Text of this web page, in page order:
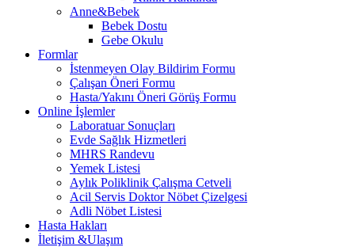
Anne&Bebek
Bebek Dostu
Gebe Okulu
Formlar
İstenmeyen Olay Bildirim Formu
Çalışan Öneri Formu
Hasta/Yakını Öneri Görüş Formu
Online İşlemler
Laboratuar Sonuçları
Evde Sağlık Hizmetleri
MHRS Randevu
Yemek Listesi
Aylık Poliklinik Çalışma Cetveli
Acil Servis Doktor Nöbet Çizelgesi
Adli Nöbet Listesi
Hasta Hakları
İletişim &Ulaşım